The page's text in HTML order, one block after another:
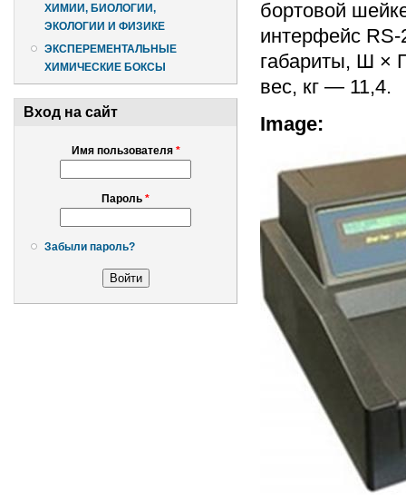
ХИМИИ, БИОЛОГИИ,
ЭКОЛОГИИ И ФИЗИКЕ
ЭКСПЕРЕМЕНТАЛЬНЫЕ
ХИМИЧЕСКИЕ БОКСЫ
Вход на сайт
Имя пользователя *
Пароль *
Забыли пароль?
бортовой
интерфейс RS-
габариты, Ш ×
вес, кг — 11,4.
Image: